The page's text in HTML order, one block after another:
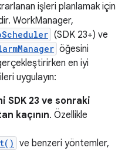
işleri planlamak için
WorkManager,
(SDK 23+) ve
öğesini
en iyi
uygulayın:
SDK 23 ve sonraki
kaçının. Özellikle
ve benzeri yöntemler,